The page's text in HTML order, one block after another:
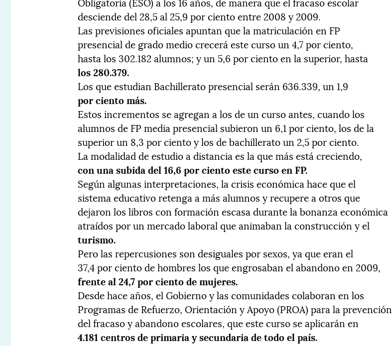
desciende del 28,5 al 25,9 por ciento entre 2008 y 2009.
Las previsiones oficiales apuntan que la matriculación en FP
presencial de grado medio crecerá este curso un 4,7 por ciento,
hasta los 302.182 alumnos; y un 5,6 por ciento en la superior, hasta
los 280.379.
Los que estudian Bachillerato presencial serán 636.339, un 1,9
por ciento más.
Estos incrementos se agregan a los de un curso antes, cuando los
alumnos de FP media presencial subieron un 6,1 por ciento, los de la
superior un 8,3 por ciento y los de bachillerato un 2,5 por ciento.
La modalidad de estudio a distancia es la que más está creciendo,
con una subida del 16,6 por ciento este curso en FP.
Según algunas interpretaciones, la crisis económica hace que el
sistema educativo retenga a más alumnos y recupere a otros que
dejaron los libros con formación escasa durante la bonanza económica
atraídos por un mercado laboral que animaban la construcción y el
turismo.
Pero las repercusiones son desiguales por sexos, ya que eran el
37,4 por ciento de hombres los que engrosaban el abandono en 2009,
frente al 24,7 por ciento de mujeres.
Desde hace años, el Gobierno y las comunidades colaboran en los
Programas de Refuerzo, Orientación y Apoyo (PROA) para la prevención
del fracaso y abandono escolares, que este curso se aplicarán en
4.181 centros de primaria y secundaria de todo el país.